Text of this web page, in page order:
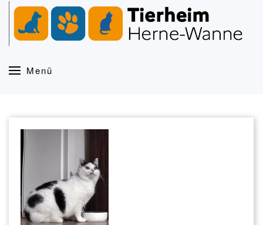
Zum Hauptinhalt springen
Menü